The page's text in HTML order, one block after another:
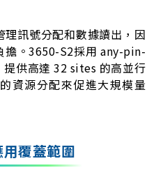
訊號分配和數據讀出，因
擔。3650-S2採用 any-pin-
供高達 32 sites 的高並行
資源分配來促進大規模量
覆蓋範圍